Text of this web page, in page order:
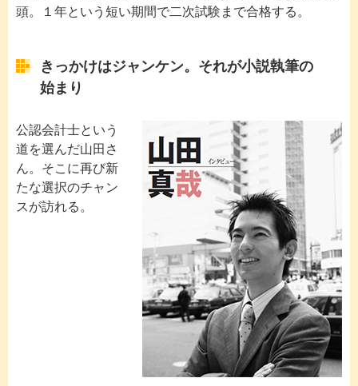
頭。１年という短い期間で二次試験まで合格する。
きっかけはジャンケン。それが小説執筆の
始まり
公認会計士という
道を選んだ山田さ
ん。そこに再び新
たな選択のチャン
スが訪れる。